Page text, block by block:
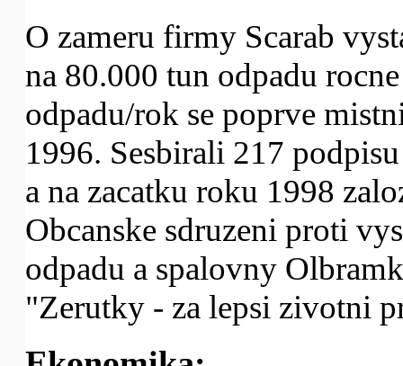
O zameru firmy Scarab
na 80.000 tun odpadu
odpadu/rok se poprve
1996. Sesbirali 217
a na zacatku roku 1998
Obcanske sdruzeni proti
odpadu a spalovny
"Zerutky - za lepsi zivotni